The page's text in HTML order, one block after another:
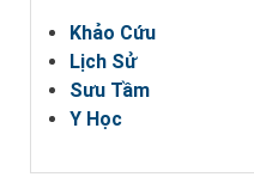
Khảo Cứu
Lịch Sử
Sưu Tầm
Y Học